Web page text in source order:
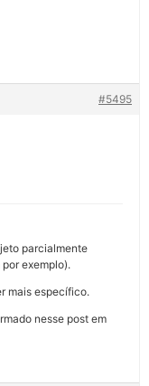
#5495
parcialmente
exemplo).
mais específico.
nesse post em